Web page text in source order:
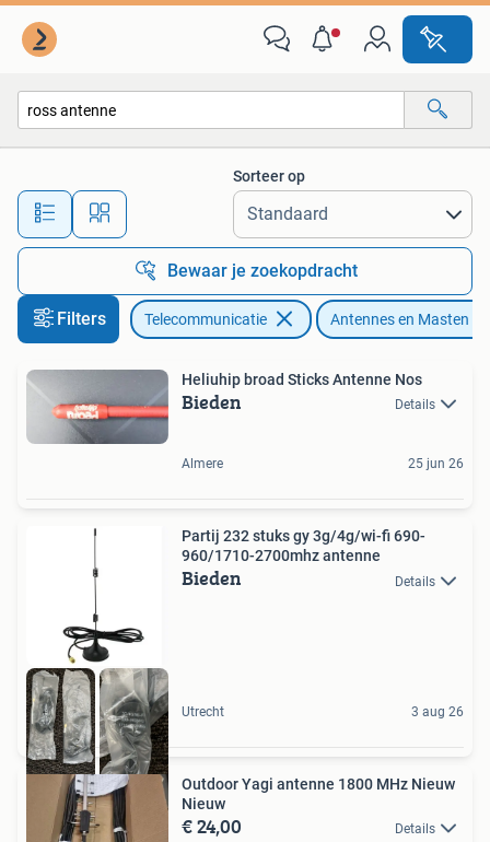
Alle afstanden…
Sorteer op
Bewaar je zoekopdracht
Filters Telecommunicatie Antennes en Masten
Heliuhip broad Sticks Antenne Nos
Bieden Details
Almere 25 jun 26
Partij 232 stuks gy 3g/4g/wi-fi 690-
960/1710-2700mhz antenne
Bieden Details
Utrecht 3 aug 26
Outdoor Yagi antenne 1800 MHz Nieuw
Nieuw
€ 24,00 Details